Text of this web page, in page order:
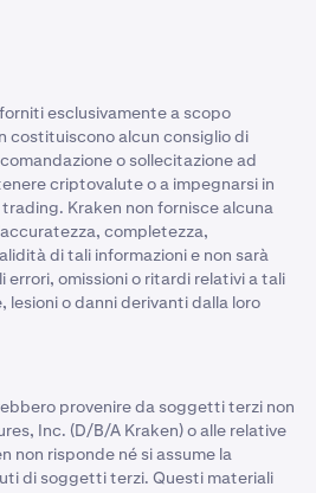
esclusivamente a scopo
costituiscono alcun consiglio di
o sollecitazione ad
criptovalute o a impegnarsi in
Kraken non fornisce alcuna
completezza,
di tali informazioni e non sarà
errori, omissioni o ritardi relativi a tali
lesioni o danni derivanti dalla loro
provenire da soggetti terzi non
Inc. (D/B/A Kraken) o alle relative
non risponde né si assume la
di soggetti terzi. Questi materiali